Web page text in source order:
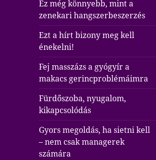
Ez még könnyebb, mint a
zenekari hangszerbeszerzés
Ezt a hírt bizony meg kell
énekelni!
Fej masszázs a gyógyír a
makacs gerincproblémáimra
Fürdőszoba, nyugalom,
kikapcsolódás
Gyors megoldás, ha sietni kell
– nem csak managerek
számára